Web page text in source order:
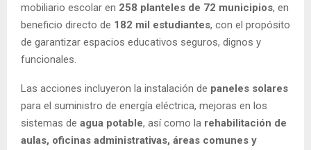
mobiliario escolar en 258 planteles de 72 municipios, en
beneficio directo de 182 mil estudiantes, con el propósito
de garantizar espacios educativos seguros, dignos y
funcionales.
Las acciones incluyeron la instalación de paneles solares
para el suministro de energía eléctrica, mejoras en los
sistemas de agua potable, así como la rehabilitación de
aulas, oficinas administrativas, áreas comunes y